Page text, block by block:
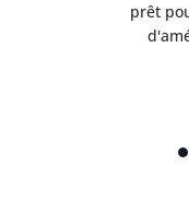
prêt